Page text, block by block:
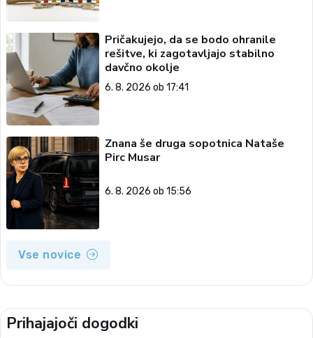
Pričakujejo, da se bodo ohranile
rešitve, ki zagotavljajo stabilno
davčno okolje
6. 8. 2026 ob 17:41
Znana še druga sopotnica Nataše
Pirc Musar
6. 8. 2026 ob 15:56
Vse novice
Prihajajoči dogodki